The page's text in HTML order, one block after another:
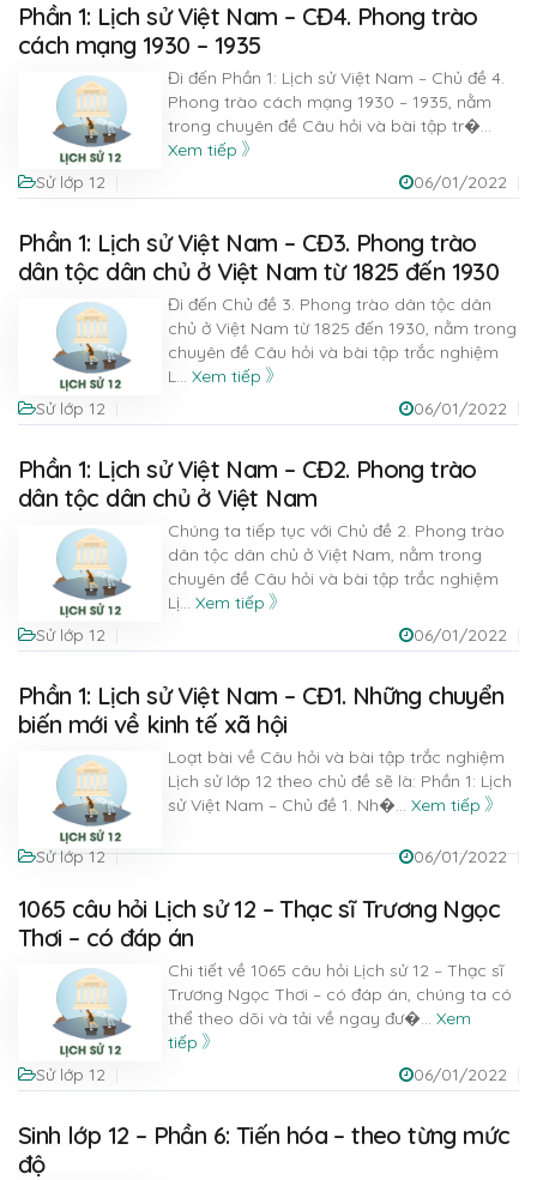
Phần 1: Lịch sử Việt Nam – CĐ4. Phong trào
cách mạng 1930 – 1935
Đi đến Phần 1: Lịch sử Việt Nam – Chủ đề 4.
Phong trào cách mạng 1930 – 1935, nằm
trong chuyên đề Câu hỏi và bài tập tr�...
Xem tiếp
Sử lớp 12
06/01/2022
Phần 1: Lịch sử Việt Nam – CĐ3. Phong trào
dân tộc dân chủ ở Việt Nam từ 1825 đến 1930
Đi đến Chủ đề 3. Phong trào dân tộc dân
chủ ở Việt Nam từ 1825 đến 1930, nằm trong
chuyên đề Câu hỏi và bài tập trắc nghiệm
L... Xem tiếp
Sử lớp 12
06/01/2022
Phần 1: Lịch sử Việt Nam – CĐ2. Phong trào
dân tộc dân chủ ở Việt Nam
Chúng ta tiếp tục với Chủ đề 2. Phong trào
dân tộc dân chủ ở Việt Nam, nằm trong
chuyên đề Câu hỏi và bài tập trắc nghiệm
Lị... Xem tiếp
Sử lớp 12
06/01/2022
Phần 1: Lịch sử Việt Nam – CĐ1. Những chuyển
biến mới về kinh tế xã hội
Loạt bài về Câu hỏi và bài tập trắc nghiệm
Lịch sử lớp 12 theo chủ đề sẽ là: Phần 1: Lịch
sử Việt Nam – Chủ đề 1. Nh�... Xem tiếp
Sử lớp 12 06/01/2022
1065 câu hỏi Lịch sử 12 – Thạc sĩ Trương Ngọc
Thơi – có đáp án
Chi tiết về 1065 câu hỏi Lịch sử 12 – Thạc sĩ
Trương Ngọc Thơi – có đáp án, chúng ta có
thể theo dõi và tải về ngay đư�... Xem
tiếp
Sử lớp 12
06/01/2022
Sinh lớp 12 – Phần 6: Tiến hóa – theo từng mức
độ